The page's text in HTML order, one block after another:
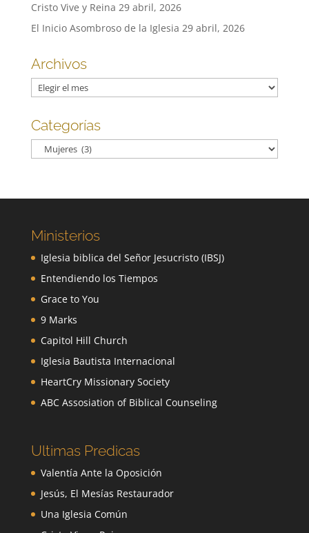
Cristo Vive y Reina 29 abril, 2026
El Inicio Asombroso de la Iglesia 29 abril, 2026
Archivos
Archivos
Categorías
Categorías
Ministerios
Iglesia biblica del Señor Jesucristo (IBSJ)
Entendiendo los Tiempos
Grace to You
9 Marks
Capitol Hill Church
Iglesia Bautista Internacional
HeartCry Missionary Society
ABC Assosiation of Biblical Counseling
Ultimas Predicas
Valentía Ante la Oposición
Jesús, El Mesías Restaurador
Una Iglesia Común